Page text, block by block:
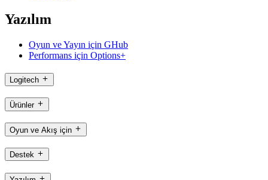
Yazılım
Oyun ve Yayın için GHub
Performans için Options+
Logitech
Ürünler
Oyun ve Akış için
Destek